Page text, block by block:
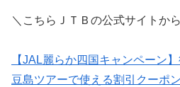
＼こちらＪＴＢの公式サイトか
【JAL麗らか四国キャンペーン
豆島ツアーで使える割引クーポン